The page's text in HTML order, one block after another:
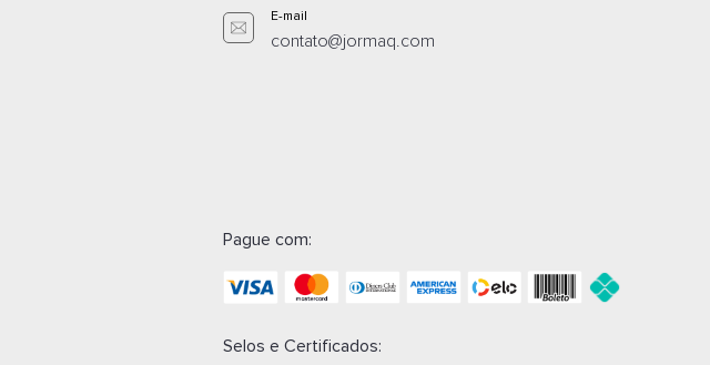
E-mail
contato@jormaq.com
Pague com:
Selos e Certificados: